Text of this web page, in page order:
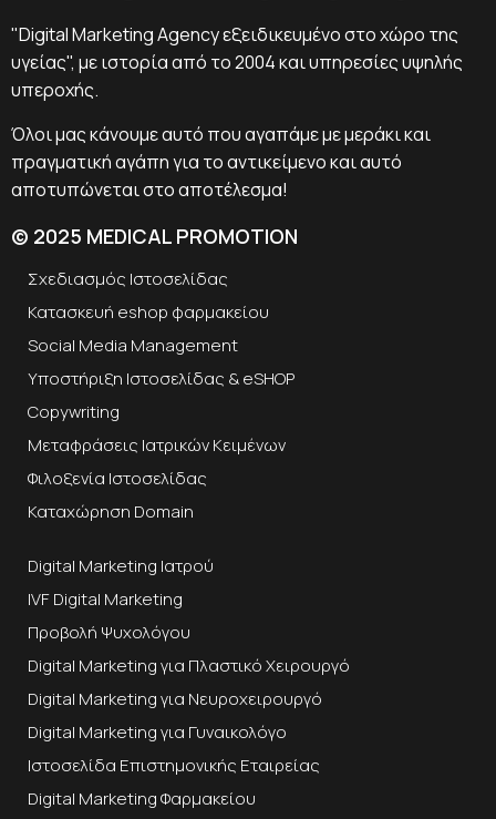
"Digital Marketing Agency εξειδικευμένο στο χώρο της
υγείας", με ιστορία από το 2004 και υπηρεσίες υψηλής
υπεροχής.
Όλοι μας κάνουμε αυτό που αγαπάμε με μεράκι και
πραγματική αγάπη για το αντικείμενο και αυτό
αποτυπώνεται στο αποτέλεσμα!
© 2025 MEDICAL PROMOTION
Σχεδιασμός Ιστοσελίδας
Κατασκευή eshop φαρμακείου
Social Media Management
Υποστήριξη Ιστοσελίδας & eSHOP
Copywriting
Μεταφράσεις Ιατρικών Κειμένων
Φιλοξενία Ιστοσελίδας
Καταχώρηση Domain
Digital Marketing Ιατρού
IVF Digital Marketing
Προβολή Ψυχολόγου
Digital Marketing για Πλαστικό Χειρουργό
Digital Marketing για Νευροχειρουργό
Digital Marketing για Γυναικολόγο
Ιστοσελίδα Επιστημονικής Εταιρείας
Digital Marketing Φαρμακείου